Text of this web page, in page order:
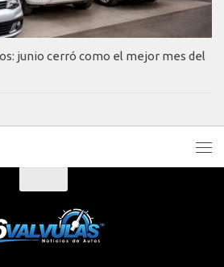
junio cerró como el mejor mes del